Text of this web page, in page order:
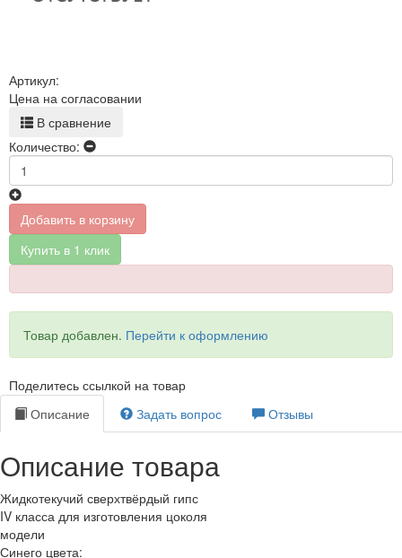
Артикул:
Цена на согласовании
В сравнение
Количество:
Добавить в корзину
Купить в 1 клик
Товар добавлен. Перейти к оформлению
Поделитесь ссылкой на товар
Описание
Задать вопрос Отзывы
Описание товара
Жидкотекучий сверхтвёрдый гипс
IV класса для изготовления цоколя
модели
Синего цвета: